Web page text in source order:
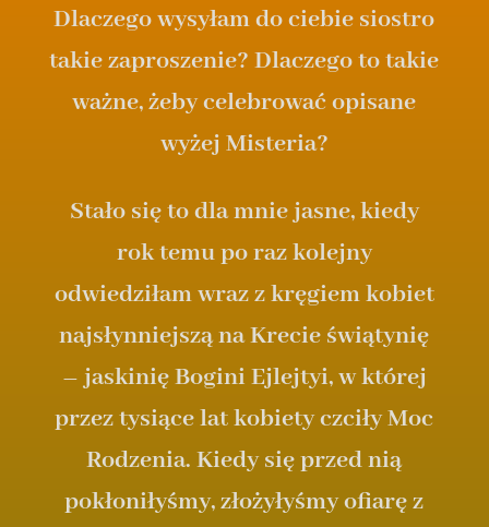
Dlaczego wysyłam do ciebie siostro
takie zaproszenie? Dlaczego to takie
ważne, żeby celebrować opisane
wyżej Misteria?
Stało się to dla mnie jasne, kiedy
rok temu po raz kolejny
odwiedziłam wraz z kręgiem kobiet
najsłynniejszą na Krecie świątynię
– jaskinię Bogini Ejlejtyi, w której
przez tysiące lat kobiety czciły Moc
Rodzenia. Kiedy się przed nią
pokłoniłyśmy, złożyłyśmy ofiarę z